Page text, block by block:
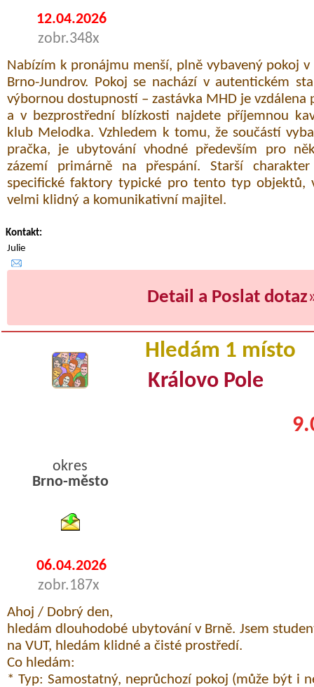
12.04.2026
zobr.348x
Nabízím k pronájmu menší, plně vybavený pokoj
Brno-Jundrov. Pokoj se nachází v autentickém
výbornou dostupností – zastávka MHD je vzdálena
a v bezprostřední blízkosti najdete příjemnou
klub Melodka. Vzhledem k tomu, že součástí
pračka, je ubytování vhodné především pro
zázemí primárně na přespání. Starší
specifické faktory typické pro tento typ objektů,
velmi klidný a komunikativní majitel.
Kontakt:
Julie
Detail a Poslat dotaz
Hledám 1 místo
Královo Pole
okres
Brno-město
06.04.2026
zobr.187x
Ahoj / Dobrý den,
hledám dlouhodobé ubytování v Brně. Jsem
na VUT, hledám klidné a čisté prostředí.
Co hledám:
* Typ: Samostatný, neprůchozí pokoj (může být i